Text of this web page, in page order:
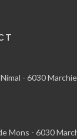
- 6030
Mons - 6030